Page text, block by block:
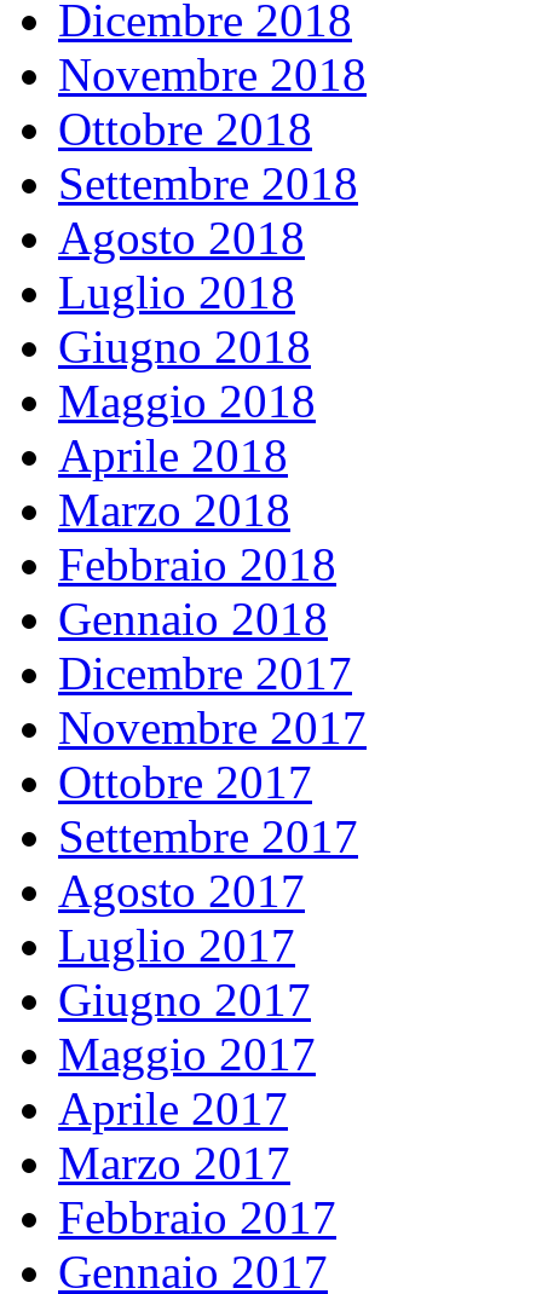
Dicembre 2018
Novembre 2018
Ottobre 2018
Settembre 2018
Agosto 2018
Luglio 2018
Giugno 2018
Maggio 2018
Aprile 2018
Marzo 2018
Febbraio 2018
Gennaio 2018
Dicembre 2017
Novembre 2017
Ottobre 2017
Settembre 2017
Agosto 2017
Luglio 2017
Giugno 2017
Maggio 2017
Aprile 2017
Marzo 2017
Febbraio 2017
Gennaio 2017